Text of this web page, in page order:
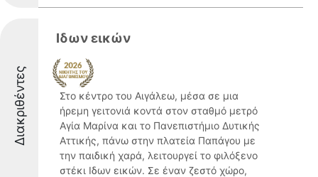
Διακριθέντες
Ιδων εικών
Στο κέντρο του Αιγάλεω, μέσα σε μια
ήρεμη γειτονιά κοντά στον σταθμό μετρό
Αγία Μαρίνα και το Πανεπιστήμιο Δυτικής
Αττικής, πάνω στην πλατεία Παπάγου με
την παιδική χαρά, λειτουργεί το φιλόξενο
στέκι Ιδων εικών. Σε έναν ζεστό χώρο,